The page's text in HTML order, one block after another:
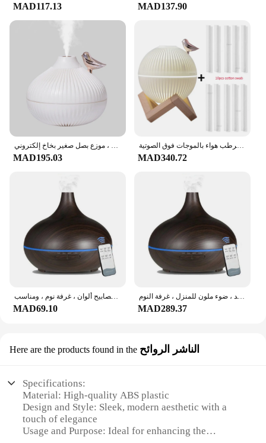
MAD117.13 MAD137.90
MAD195.03 MAD340.72
مرطب هواء للمنزل بجهاز تحكم عن بعد ، علاج بالروائح العطرية ، موزع للزيوت العطرية ، حبوب خشبية ، فوق صوتية ، 7 مصابيح ألوان ، غرفة نوم ، ومناسب
MAD69.10
ناشر الزيوت العطرية برائحة حبوب الخشب ، مرطب هواء ، علاج بالروائح ، بالموجات فوق الصوتية ، جهاز تحكم عن بعد ، ضوء ملون للمنزل ، غرفة النوم ، * *
MAD289.37
Here are the products found in the الناشر الروائح
Specifications:
Material: High-quality ABS plastic
Design and Style: Sleek, modern aesthetic with a
touch of elegance
Usage and Purpose: Ideal for enhancing the